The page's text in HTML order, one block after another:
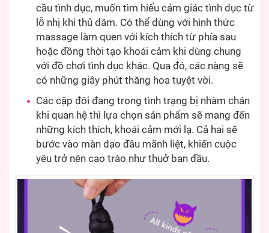
cầu tình dục, muốn tìm hiểu cảm giác tình dục từ
lỗ nhị khi thủ dâm. Có thể dùng với hình thức
massage làm quen với kích thích từ phía sau
hoặc đồng thời tạo khoái cảm khi dùng chung
với đồ chơi tình dục khác. Qua đó, các nàng sẽ
có những giây phút thăng hoa tuyệt vời.
Các cặp đôi đang trong tình trạng bị nhàm chán
khi quan hệ thì lựa chọn sản phẩm sẽ mang đến
những kích thích, khoái cảm mới lạ. Cả hai sẽ
bước vào màn dạo đầu mãnh liệt, khiến cuộc
yêu trở nên cao trào như thuở ban đầu.